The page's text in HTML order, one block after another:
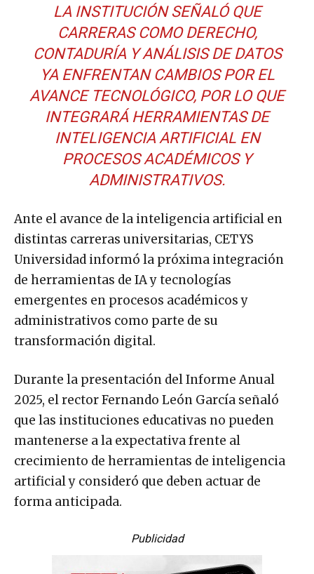
LA INSTITUCIÓN SEÑALÓ QUE
CARRERAS COMO DERECHO,
CONTADURÍA Y ANÁLISIS DE DATOS
YA ENFRENTAN CAMBIOS POR EL
AVANCE TECNOLÓGICO, POR LO QUE
INTEGRARÁ HERRAMIENTAS DE
INTELIGENCIA ARTIFICIAL EN
PROCESOS ACADÉMICOS Y
ADMINISTRATIVOS.
Ante el avance de la inteligencia artificial en
distintas carreras universitarias, CETYS
Universidad informó la próxima integración
de herramientas de IA y tecnologías
emergentes en procesos académicos y
administrativos como parte de su
transformación digital.
Durante la presentación del Informe Anual
2025, el rector Fernando León García señaló
que las instituciones educativas no pueden
mantenerse a la expectativa frente al
crecimiento de herramientas de inteligencia
artificial y consideró que deben actuar de
forma anticipada.
Publicidad